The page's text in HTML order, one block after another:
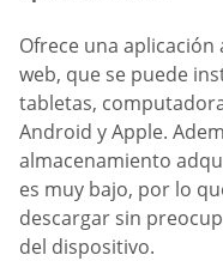
Ofrece una
web, que se puede
tabletas,
Android y Apple.
almacenamiento
es muy bajo, por lo
descargar sin
del dispositivo.